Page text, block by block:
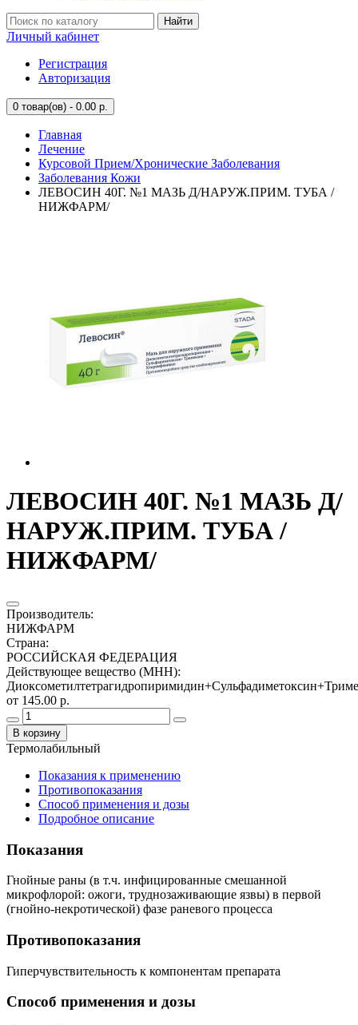
Найти
Личный кабинет
Регистрация
Авторизация
0 товар(ов) - 0.00 р.
Главная
Лечение
Курсовой Прием/Хронические Заболевания
Заболевания Кожи
ЛЕВОСИН 40Г. №1 МАЗЬ Д/НАРУЖ.ПРИМ. ТУБА /
НИЖФАРМ/
ЛЕВОСИН 40Г. №1 МАЗЬ Д/
НАРУЖ.ПРИМ. ТУБА /
НИЖФАРМ/
Производитель:
НИЖФАРМ
Страна:
РОССИЙСКАЯ ФЕДЕРАЦИЯ
Действующее вещество (МНН):
от 145.00 р.
В корзину
Термолабильный
Показания к применению
Противопоказания
Способ применения и дозы
Подробное описание
Показания
Гнойные раны (в т.ч. инфицированные смешанной
микрофлорой: ожоги, труднозаживающие язвы) в первой
(гнойно-некротической) фазе раневого процесса
Противопоказания
Гиперчувствительность к компонентам препарата
Способ применения и дозы